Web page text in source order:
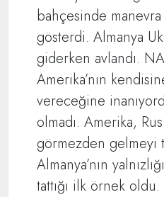
bahçesinde manevra
gösterdi. Almanya
giderken avlandı.
Amerika’nın
vereceğine
olmadı. Amerika, Rus
görmezden gelmeyi
Almanya’nın
tattığı ilk örnek oldu.